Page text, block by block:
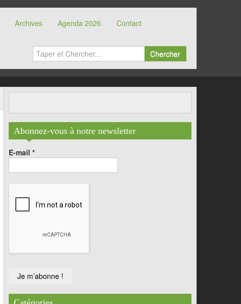
Archives Agenda 2026 Contact
Chercher
Abonnez-vous à notre newsletter
E-mail *